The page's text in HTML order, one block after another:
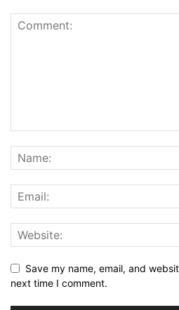
Save my name, email, and
next time I comment.